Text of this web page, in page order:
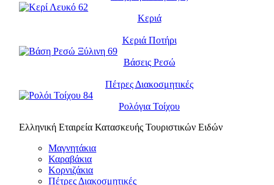
Κεριά
Κεριά Ποτήρι
Βάσεις Ρεσώ
Πέτρες Διακοσμητικές
Ρολόγια Τοίχου
Ελληνική Εταιρεία Κατασκευής Τουριστικών Ειδών
Μαγνητάκια
Καραβάκια
Κορνιζάκια
Πέτρες Διακοσμητικές